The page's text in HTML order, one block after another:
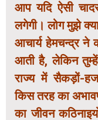
आप यदि ऐसी
लगेगी। लोग मुझे
आचार्य हेमचन्द्र ने
आती है, लेकिन
राज्य में सैकड़ों-
किस तरह का
का जीवन